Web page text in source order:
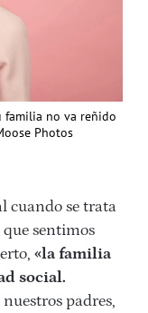
familia no va reñido
Photos
cuando se trata
sentimos
«la familia
social.
padres,